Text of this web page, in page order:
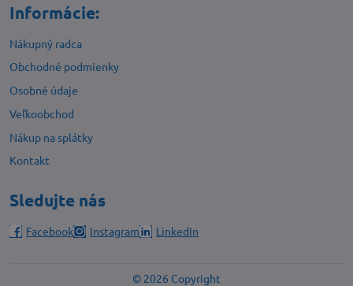
Informácie:
Nákupný radca
Obchodné podmienky
Osobné údaje
Veľkoobchod
Nákup na splátky
Kontakt
Sledujte nás
Facebook Instagram LinkedIn
© 2026 Copyright